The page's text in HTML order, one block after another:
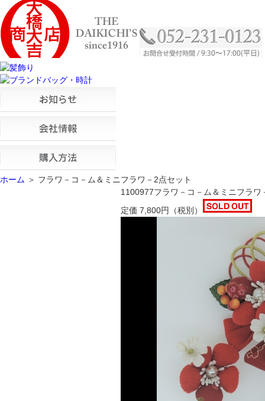
ホーム ＞ フラワ－コ－ム＆ミニフラワ－2点セット
1100977フラワ－コ－ム＆ミニフラワ
定価 7,800円 （税別）